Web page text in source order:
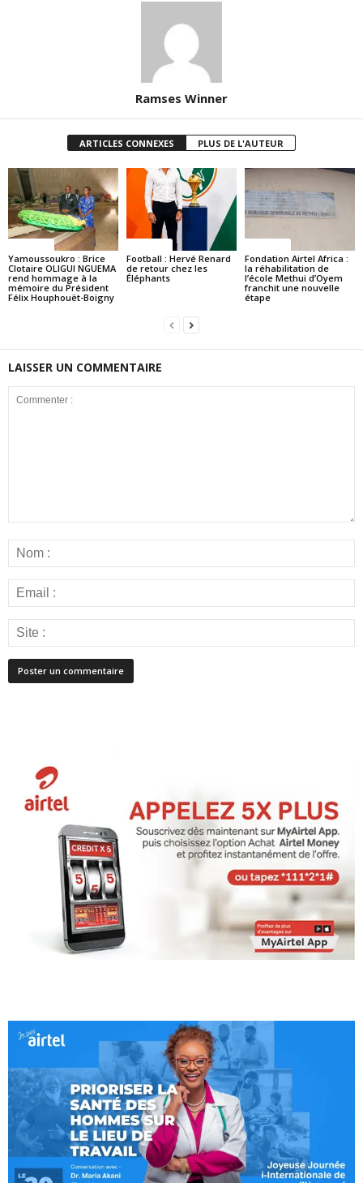
Ramses Winner
ARTICLES CONNEXES PLUS DE L'AUTEUR
Yamoussoukro : Brice
Clotaire OLIGUI NGUEMA
rend hommage à la
mémoire du Président
Félix Houphouët-Boigny
Football : Hervé Renard
de retour chez les
Éléphants
Fondation Airtel Africa :
la réhabilitation de
l’école Methui d’Oyem
franchit une nouvelle
étape
LAISSER UN COMMENTAIRE